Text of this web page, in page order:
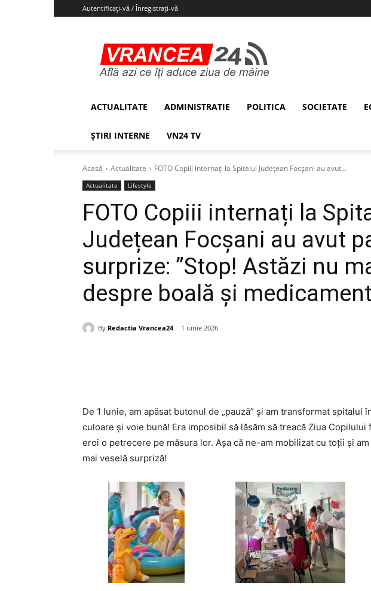
Autentificați-vă / Înregistrați-vă
ACTUALITATE ADMINISTRATIE POLITICA SOCIETATE
ȘTIRI INTERNE VN24 TV
Acasă Actualitate FOTO Copiii internați la Spitalul Județean Focșani au avut...
Actualitate Lifestyle
FOTO Copiii internați la
Județean Focșani au avut
surprize: ”Stop! Astăzi nu
despre boală și
By Redactia Vrancea24 1 iunie 2026
De 1 Iunie, am apăsat butonul de „pauză” și am transformat spitalul
culoare și voie bună! Era imposibil să lăsăm să treacă Ziua
eroi o petrecere pe măsura lor. Așa că ne-am mobilizat cu toții și
mai veselă surpriză!